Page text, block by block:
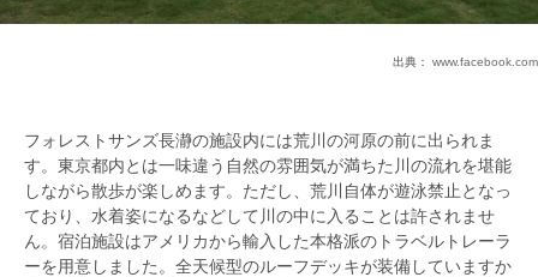
出典： www.facebook.com
フォレストサンズ長瀞の施設内には荒川の河原の前に出られま
す。東京都内とは一味違う自然の雰囲気が満ちた川の流れを堪能
しながら散歩が楽しめます。ただし、荒川自体が遊泳禁止となっ
ており、水着姿になるなどして川の中に入ることは許されませ
ん。宿泊施設はアメリカから輸入した本格派のトラベルトレーラ
ーを用意しました。全天候型のルーフデッキが装備していますか